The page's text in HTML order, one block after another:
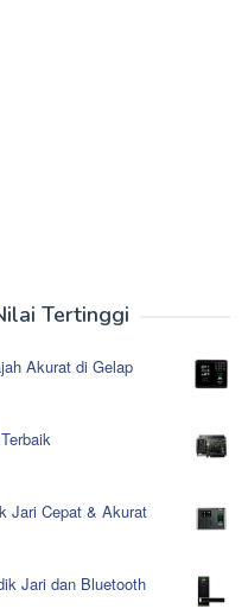
Tertinggi
Akurat di Gelap
Jari Cepat & Akurat
Jari dan Bluetooth